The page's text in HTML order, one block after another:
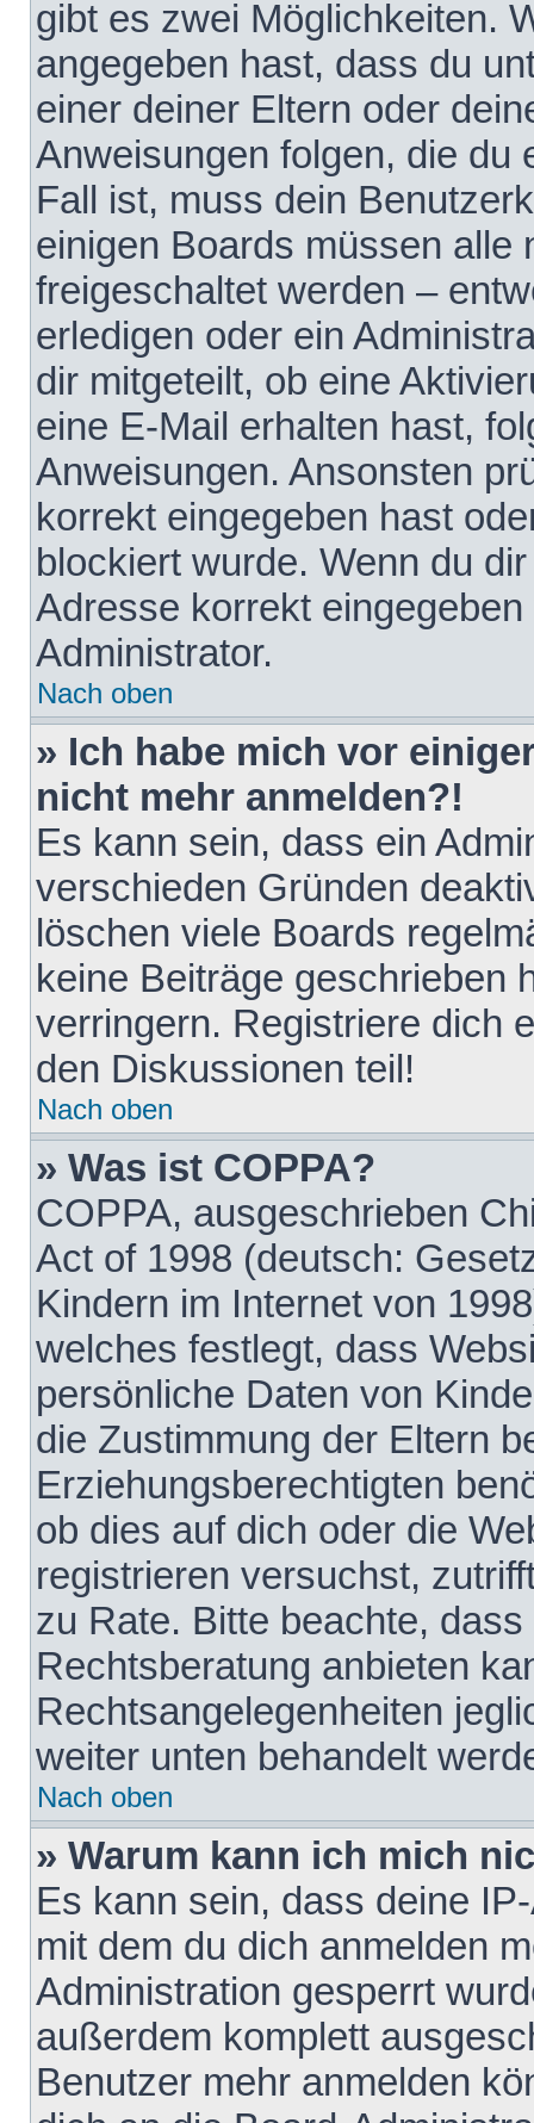
gibt es zwei Möglichkeiten.
angegeben hast, dass du
einer deiner Eltern oder
Anweisungen folgen, die du
Fall ist, muss dein
einigen Boards müssen alle
freigeschaltet werden –
erledigen oder ein
dir mitgeteilt, ob eine
eine E-Mail erhalten hast,
Anweisungen. Ansonsten
korrekt eingegeben hast
blockiert wurde. Wenn du
Adresse korrekt
Administrator.
Nach oben
» Ich habe mich vor
nicht mehr anmelden?!
Es kann sein, dass ein
verschieden Gründen
löschen viele Boards
keine Beiträge geschrieben
verringern. Registriere dich
den Diskussionen teil!
Nach oben
» Was ist COPPA?
COPPA, ausgeschrieben
Act of 1998 (deutsch:
Kindern im Internet von
welches festlegt, dass
persönliche Daten von
die Zustimmung der Eltern
Erziehungsberechtigten
ob dies auf dich oder die
registrieren versuchst,
zu Rate. Bitte beachte,
Rechtsberatung anbieten
Rechtsangelegenheiten
weiter unten behandelt
Nach oben
» Warum kann ich mich
Es kann sein, dass deine
mit dem du dich anmelden
Administration gesperrt
außerdem komplett
Benutzer mehr anmelden